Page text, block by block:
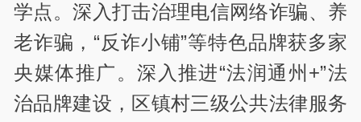
学点。深入打击治理电信网络诈骗、养
老诈骗，“反诈小铺”等特色品牌获多家
央媒体推广。深入推进“法润通州+”法
治品牌建设，区镇村三级公共法律服务